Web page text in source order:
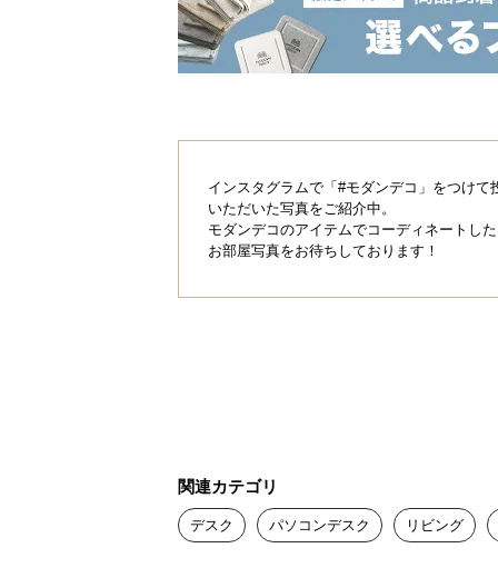
広く使えるようにフラットに広がっ
インスタグラムで「#モダンデコ」をつけて
いただいた写真をご紹介中。
モダンデコのアイテムでコーディネートし
お部屋写真をお待ちしております！
関連カテゴリ
デスク パソコンデスク リビング